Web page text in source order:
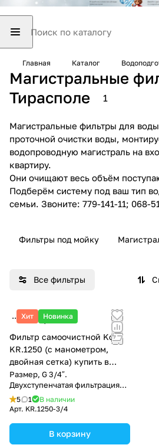
Главная Каталог
Магистральные
Тирасполе
1
Магистральные фильтры для
проточной очистки воды,
водопроводную магистраль на
квартиру.
Они очищают весь объём
Подберём систему под ваш тип
семьи. Звоните: 779-141-11; 068-
Фильтры под мойку
Все фильтры
Хит Новинка
880 ₽/шт
Фильтр самоочистной Koer
KR.1250 (с манометром,
двойная сетка) купить в
Тирасполе
Размер, G 3/4″.
Двухступенчатая фильтрация
100 мкм
5 1
В наличии
Арт. KR.1250-3/4
В корзину